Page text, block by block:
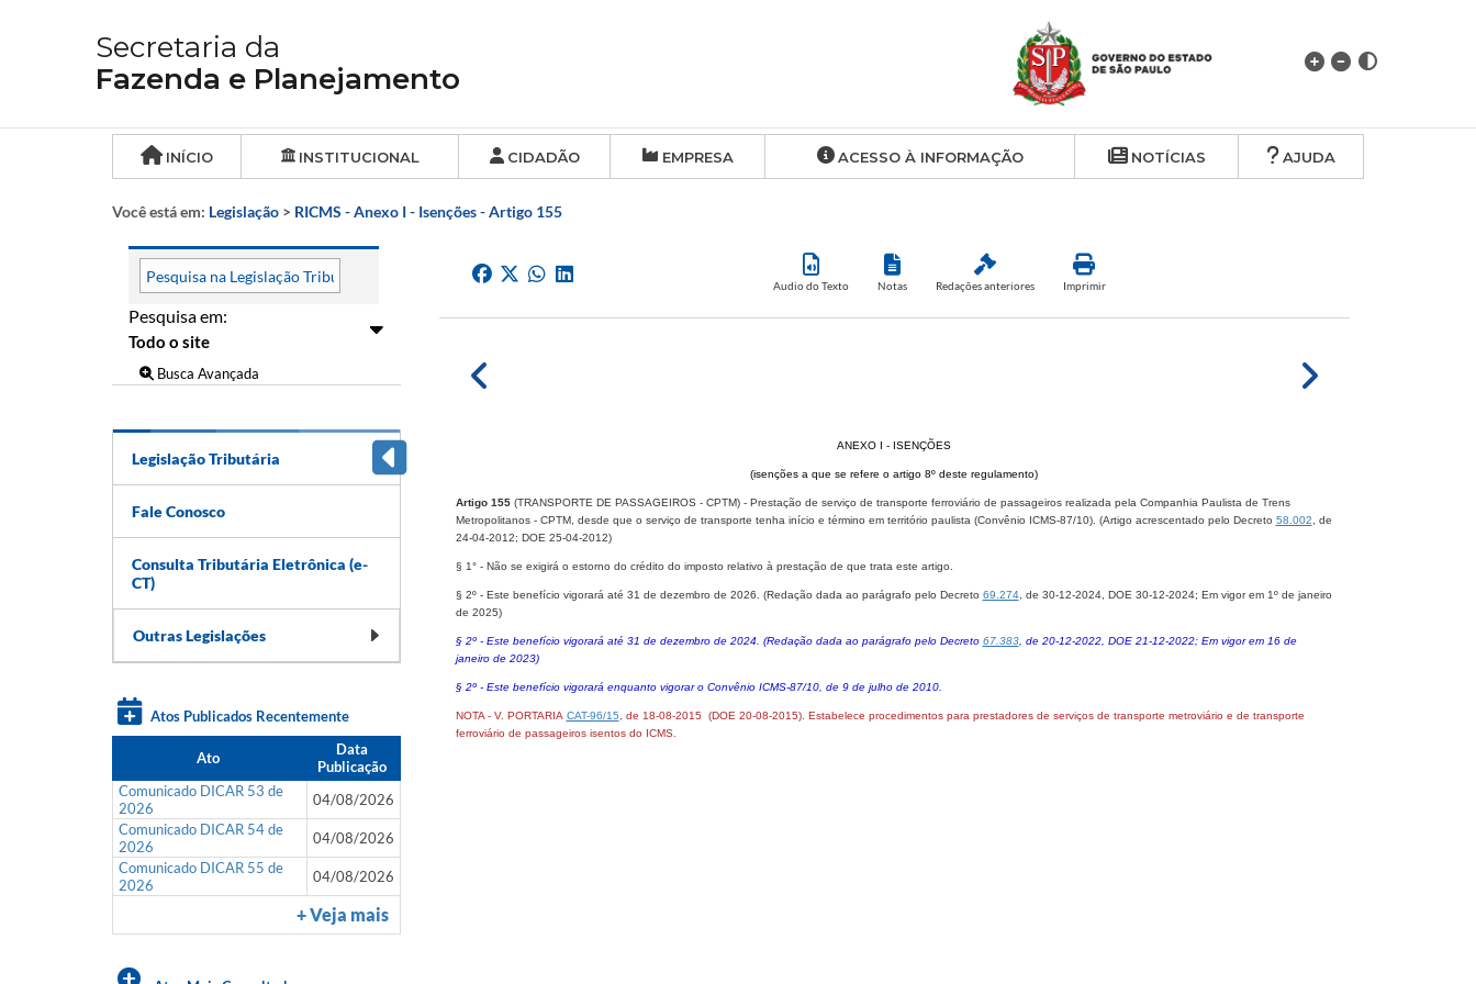
Secretaria da
Fazenda e Planejamento
INÍCIO INSTITUCIONAL CIDADÃO EMPRESA ACESSO À INFORMAÇÃO NOTÍCIAS AJUDA
Você está em: Legislação > RICMS - Anexo I - Isenções - Artigo 155
Pesquisa em:
Busca Avançada
Legislação Tributária
Fale Conosco
Consulta Tributária Eletrônica (e-
CT)
Outras Legislações
Atos Publicados Recentemente
Ato
Data
Publicação
Comunicado DICAR 53 de
2026
04/08/2026
Comunicado DICAR 54 de
2026
04/08/2026
Comunicado DICAR 55 de
2026
04/08/2026
+ Veja mais
Audio do Texto Notas Redações anteriores Imprimir
ANEXO I - ISENÇÕES
(isenções a que se refere o artigo 8º deste regulamento)
Artigo 155(TRANSPORTE DE PASSAGEIROS - CPTM) - Prestação de serviço de transporte ferroviário de passageiros realizada pela Companhia Paulista de Trens
Metropolitanos - CPTM, desde que o serviço de transporte tenha início e término em território paulista (Convênio ICMS-87/10). (Artigo acrescentado pelo Decreto 58.002 , de
24-04-2012; DOE 25-04-2012)
§ 1° - Não se exigirá o estorno do crédito do imposto relativo à prestação de que trata este artigo.
§ 2º​ -​ Este benefício vigorará até 31 de dezembro de 2026. (Redação dada ao pa​rágrafo pelo Decreto 69.274​, de 30-12-2024, DOE 30-12-2024; Em vigor em 1º de janeiro
de 2025​)
§ 2º - Este benefício vig​​orará até 31 de dezembro de 2024. (Redação dada ao parágrafo pelo Decreto 67.383, de 20-12-2022, DOE 21-12-2022; Em vigor em 16 de
janeiro de 2023)
§ 2º - Este benefício vigorará enquanto vigorar o Convênio ICMS-87/10, de 9 de julho de 2010.
NOTA - V. PORTARIA CAT-96/15 , de 18-08-2015 (DOE 20-08-2015). Estabelece procedimentos para prestadores de serviços de transporte metroviário e de transporte
ferroviário de passageiros isentos do ICMS.